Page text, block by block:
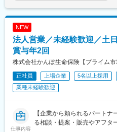
潮駅、船橋駅、京成幕張駅、
津駅、南柏駅、我孫子駅、地
ュータウン中央駅、新浦安駅
毛駅、千葉中央駅、公津の杜
厚木駅、東戸塚駅、鴨宮駅、
上大岡駅、戸塚駅、海老名駅(
駅、平塚駅、大船駅、中央林
栄駅、相武台前駅、鶴間駅
なめり駅、西掛川駅、浜北駅
NEW
法人営業／未経験歓迎／土
賞与年2回
株式会社かんぽ生命保険【プライム
正社員 上場企業 5名以上採用
業種未経験歓迎
仕事内容
【企業から頼られるパート
る相談・提案・販売やアフタ